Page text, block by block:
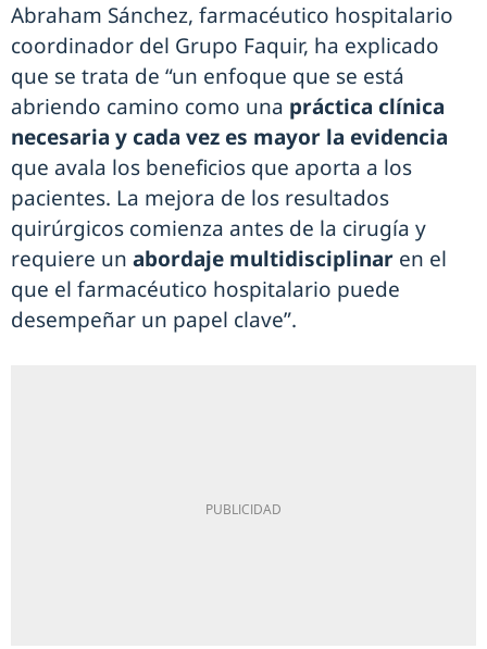
Abraham Sánchez, farmacéutico hospitalario
coordinador del Grupo Faquir, ha explicado
que se trata de “un enfoque que se está
abriendo camino como una práctica clínica
necesaria y cada vez es mayor la evidencia
que avala los beneficios que aporta a los
pacientes. La mejora de los resultados
quirúrgicos comienza antes de la cirugía y
requiere un abordaje multidisciplinar en el
que el farmacéutico hospitalario puede
desempeñar un papel clave”.